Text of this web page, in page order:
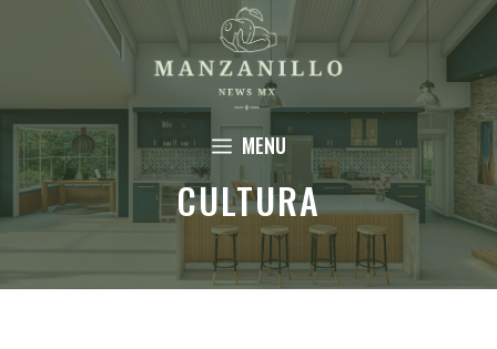
MENU
CULTURA